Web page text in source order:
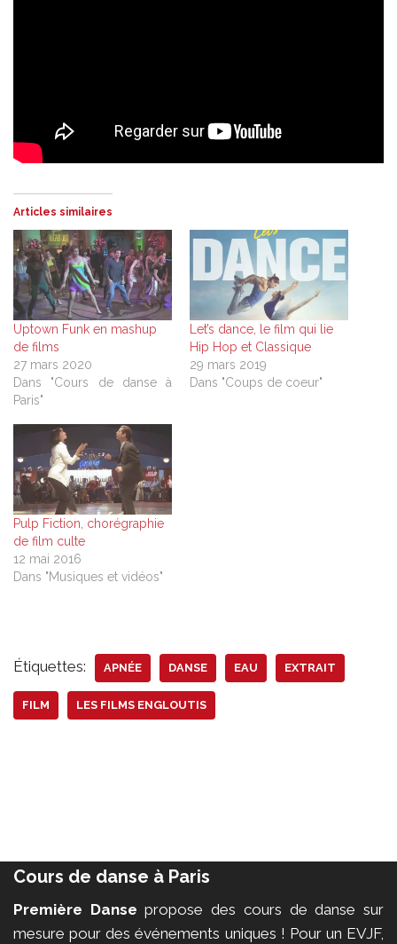
Articles similaires
Uptown Funk en mashup
de films
27 mars 2020
Dans "Cours de danse à
Paris"
Let’s dance, le film qui lie
Hip Hop et Classique
29 mars 2019
Dans "Coups de coeur"
Pulp Fiction, chorégraphie
de film culte
12 mai 2016
Dans "Musiques et vidéos"
Étiquettes: APNÉE DANSE EAU EXTRAIT
FILM LES FILMS ENGLOUTIS
Cours de danse à Paris
Première Danse propose des cours de danse sur
mesure pour des événements uniques ! Pour un EVJF,